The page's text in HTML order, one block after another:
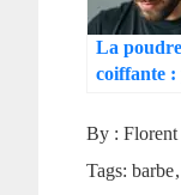
La poudre
coiffante
incroyable
By :Florent
Tags:barbe